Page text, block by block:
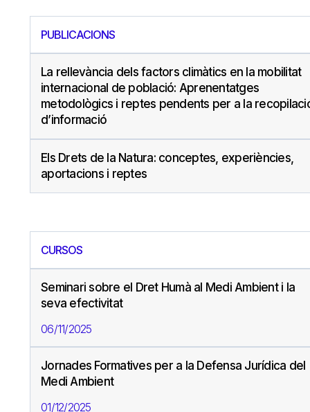
PUBLICACIONS
La rellevància dels factors climàtics en la mobilitat
internacional de població: Aprenentatges
metodològics i reptes pendents per a la
d’informació
Els Drets de la Natura: conceptes, experiències,
aportacions i reptes
CURSOS
Seminari sobre el Dret Humà al Medi Ambient i la
seva efectivitat
06/11/2025
Jornades Formatives per a la Defensa Jurídica del
Medi Ambient
01/12/2025